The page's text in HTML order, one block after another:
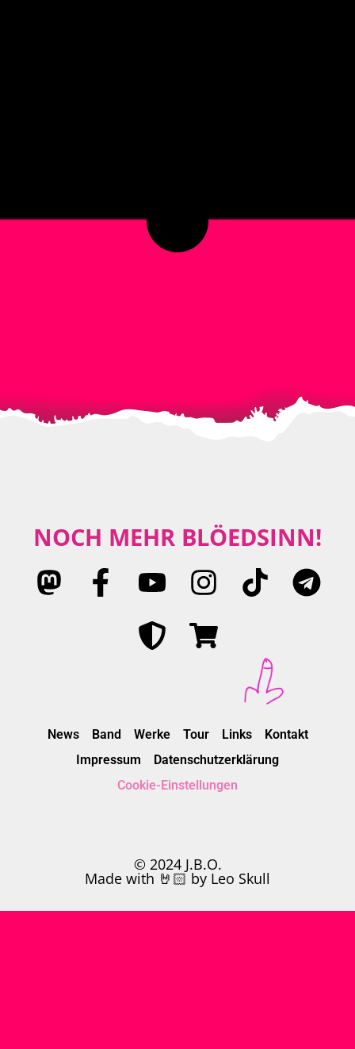
NOCH MEHR BLÖEDSINN!
News Band Werke Tour Links
Kontakt
Impressum
Datenschutzerklärung
Cookie-Einstellungen
© 2024 J.B.O.
Made with 🤘🏻 by Leo Skull